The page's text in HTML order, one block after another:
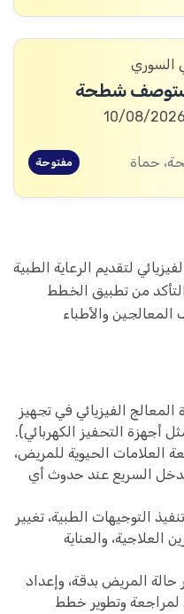
السوري
شطحة
حماة مفتوحة
لتقديم الرعاية الطبية
من تطبيق الخطط
والأطباء
الفيزيائي في تجهيز
أجهزة التحفيز الكهربائي).
العلامات الحيوية للمريض،
السريع عند حدوث أي
تنفيذ التوجيهات الطبية، تغيير
العلاجية، والعناية
حالة المريض بدقة، وإعداد
لمراجعة وتطوير خطط